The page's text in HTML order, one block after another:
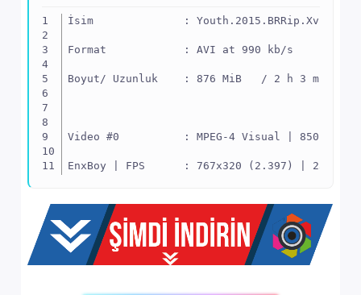
İsim              :
Format            : AVI at 990 kb/s
Boyut/ Uzunluk    : 876 MiB   / 2 h 3 min 36
Video #0          : MPEG-4 Visual | 850 kb/s
EnxBoy | FPS      : 767x320 (2.397) | 23.976
Ses  #1           : MPEG Audio | 128 kb/s